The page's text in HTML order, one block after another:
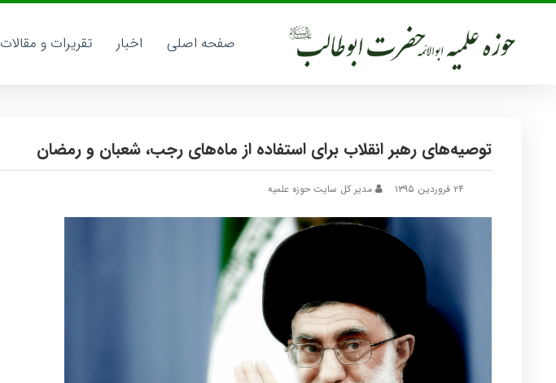
صفحه اصلی اخبار تقریرات و مقالات
توصیه‌های رهبر انقلاب برای استفاده از ماه‌های رجب، شعبان و رمضان
۲۴ فروردین ۱۳۹۵ مدیر کل سایت حوزه علمیه